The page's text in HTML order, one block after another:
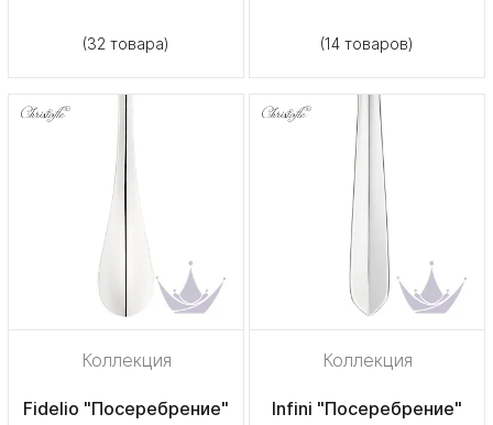
(32 товара) (14 товаров)
Коллекция
Fidelio "Посеребрение"
Коллекция
Infini "Посеребрение"